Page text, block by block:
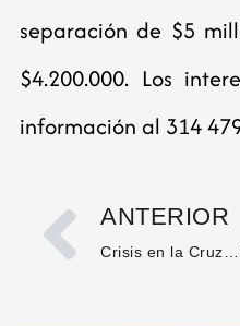
separación de $5
$4.200.000. Los
información al 314
ANTERIOR